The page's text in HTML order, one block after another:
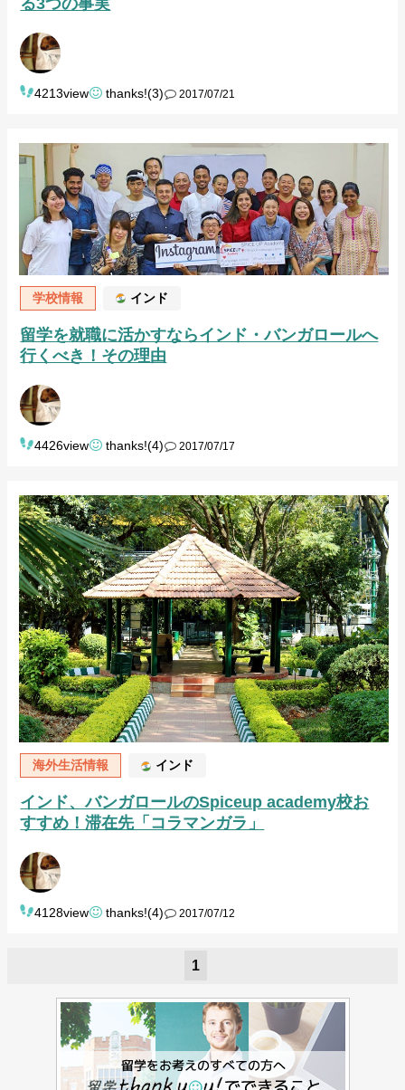
る3つの事実
4213view thanks!(3) 2017/07/21
学校情報 インド
留学を就職に活かすならインド・バンガロールへ
行くべき！その理由
4426view thanks!(4) 2017/07/17
海外生活情報 インド
インド、バンガロールのSpiceup academy校お
すすめ！滞在先「コラマンガラ」
4128view thanks!(4) 2017/07/12
1